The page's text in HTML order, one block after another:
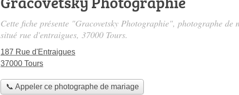
Cette fiche présente "Gracovetsky Photographie", photographe de
situé rue d'entraigues, 37000 Tours.
187 Rue d'Entraigues
37000 Tours
📞 Appeler ce photographe de mariage